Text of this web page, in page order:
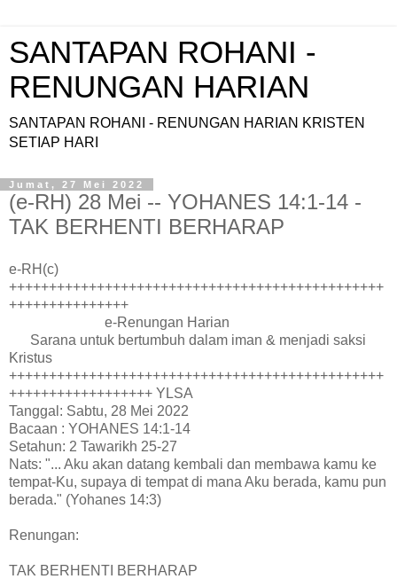
SANTAPAN ROHANI -
RENUNGAN HARIAN
SANTAPAN ROHANI - RENUNGAN HARIAN KRISTEN
SETIAP HARI
Jumat, 27 Mei 2022
(e-RH) 28 Mei -- YOHANES 14:1-14 -
TAK BERHENTI BERHARAP
e-RH(c)
+++++++++++++++++++++++++++++++++++++++++++++++
+++++++++++++++
e-Renungan Harian
Sarana untuk bertumbuh dalam iman & menjadi saksi
Kristus
+++++++++++++++++++++++++++++++++++++++++++++++
++++++++++++++++++ YLSA
Tanggal: Sabtu, 28 Mei 2022
Bacaan : YOHANES 14:1-14
Setahun: 2 Tawarikh 25-27
Nats: "... Aku akan datang kembali dan membawa kamu ke
tempat-Ku, supaya di tempat di mana Aku berada, kamu pun
berada." (Yohanes 14:3)
Renungan:
TAK BERHENTI BERHARAP